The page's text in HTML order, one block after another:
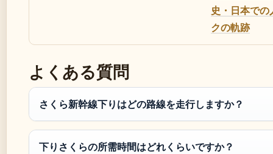
史・日本での
クの軌跡
よくある質問
さくら新幹線下りはどの路線を走行しますか？
下りさくらの所需時間はどれくらいですか？